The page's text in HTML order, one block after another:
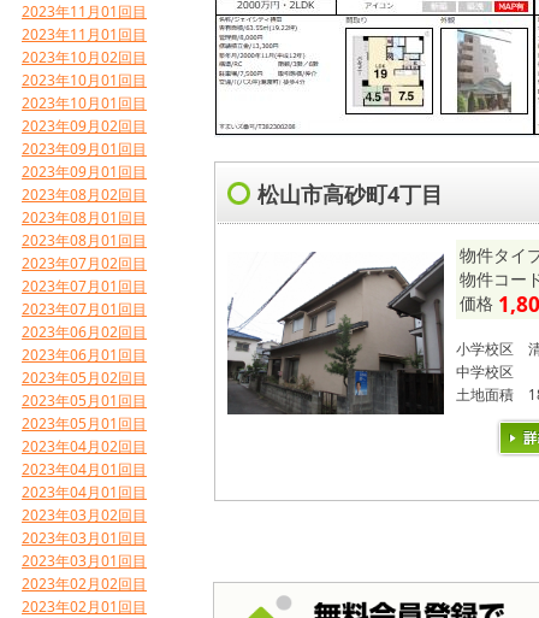
2023年11月01回目
2023年11月01回目
2023年10月02回目
2023年10月01回目
2023年10月01回目
2023年09月02回目
2023年09月01回目
2023年09月01回目
2023年08月02回目
2023年08月01回目
2023年08月01回目
2023年07月02回目
2023年07月01回目
2023年07月01回目
2023年06月02回目
2023年06月01回目
2023年05月02回目
2023年05月01回目
2023年05月01回目
2023年04月02回目
2023年04月01回目
2023年04月01回目
2023年03月02回目
2023年03月01回目
2023年03月01回目
2023年02月02回目
2023年02月01回目
松山市高砂町4丁目
物件タイ
物件コー
価格
小学校区
中学校区
土地面積